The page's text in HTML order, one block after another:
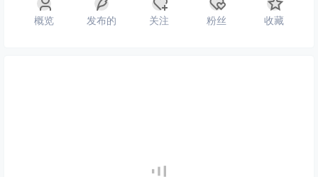
概览 发布的 关注 粉丝 收藏